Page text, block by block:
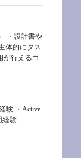
・設計書や
体的にタス
が行えるコ
験 ・Active
経験